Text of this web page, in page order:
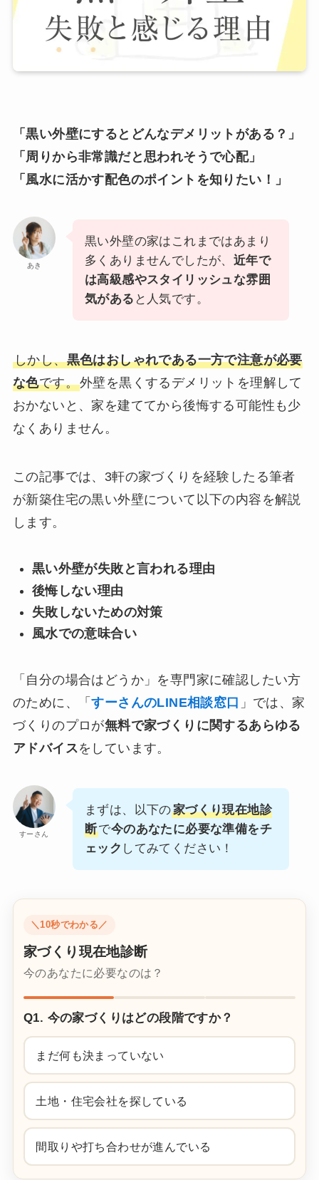
「黒い外壁にするとどんなデメリットがある？」
「周りから非常識だと思われそうで心配」
「風水に活かす配色のポイントを知りたい！」
あき
黒い外壁の家はこれまではあまり
多くありませんでしたが、 近年で
は高級感やスタイリッシュな雰囲
気がある と人気です。
しかし、黒色はおしゃれである一方で注意が必要
な色です。外壁を黒くするデメリットを理解して
おかないと、家を建ててから後悔する可能性も少
なくありません。
この記事では、3軒の家づくりを経験したる筆者
が新築住宅の黒い外壁について以下の内容を解説
します。
黒い外壁が失敗と言われる理由
後悔しない理由
失敗しないための対策
風水での意味合い
「自分の場合はどうか」を専門家に確認したい方
のために、「すーさんのLINE相談窓口 」では、家
づくりのプロが無料で家づくりに関するあらゆる
アドバイスをしています。
すーさん
まずは、以下の家づくり現在地診
断で今のあなたに必要な準備をチ
ェック してみてください！
＼10秒でわかる／
家づくり現在地診断
今のあなたに必要なのは？
Q1. 今の家づくりはどの段階ですか？
まだ何も決まっていない
土地・住宅会社を探している
間取りや打ち合わせが進んでいる